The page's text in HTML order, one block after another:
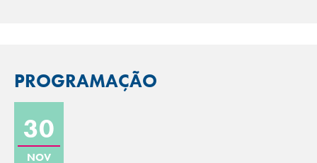
PROGRAMAÇÃO
30
NOV